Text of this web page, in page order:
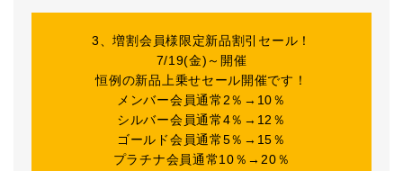
3、増割会員様限定新品割引セール！
7/19(金)～開催
恒例の新品上乗せセール開催です！
メンバー会員通常2％→10％
シルバー会員通常4％→12％
ゴールド会員通常5％→15％
プラチナ会員通常10％→20％